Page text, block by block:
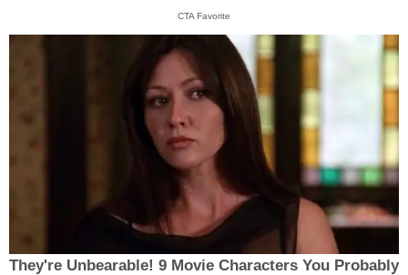
CTA Favorite
They're Unbearable! 9 Movie Characters You Probably